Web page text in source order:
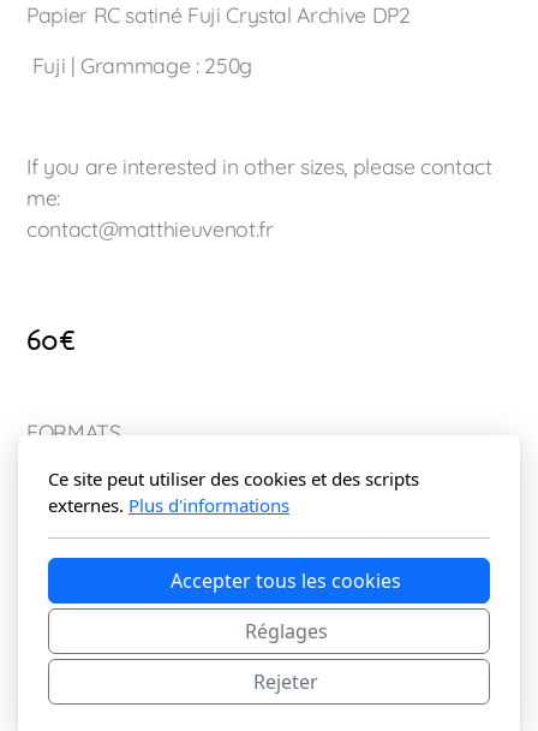
Papier RC satiné Fuji Crystal Archive DP2
Fuji | Grammage : 250g
If you are interested in other sizes, please contact
me:
contact@matthieuvenot.fr
60€
FORMATS
Ajouter au panier
Ce site peut utiliser des cookies et des scripts
externes. Plus d'informations
Accepter tous les cookies
Réglages
Rejeter